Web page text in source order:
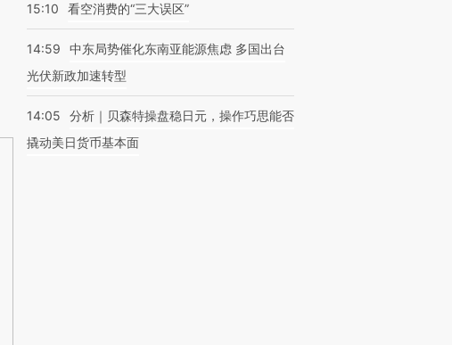
15:10 看空消费的“三大误区”
14:59
中东局势催化东南亚能源焦虑 多国出台
光伏新政加速转型
14:05
分析｜贝森特操盘稳日元，操作巧思能否
撬动美日货币基本面